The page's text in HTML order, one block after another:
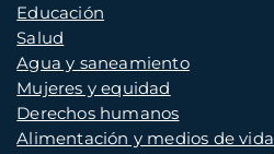
Educación
Salud
Agua y saneamiento
Mujeres y equidad
Derechos humanos
Alimentación y medios de vida